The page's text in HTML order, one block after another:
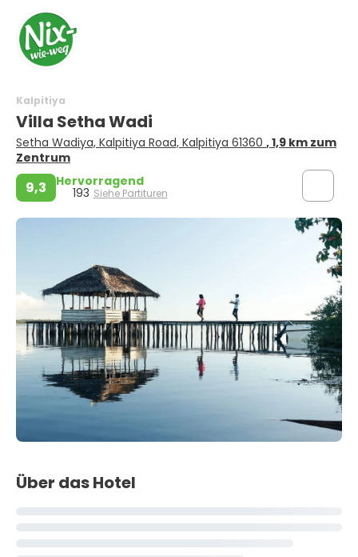
Kalpitiya
Villa Setha Wadi
Setha Wadiya, Kalpitiya Road, Kalpitiya 61360 , 1,9 km zum
Zentrum
9,3 Hervorragend
193 Siehe Partituren
Über das Hotel